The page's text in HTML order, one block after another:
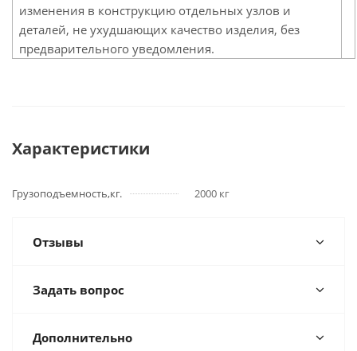
изменения в конструкцию отдельных узлов и
деталей, не ухудшающих качество изделия, без
предварительного уведомления.
Характеристики
Грузоподъемность,кг. 2000 кг
Отзывы
Задать вопрос
Дополнительно